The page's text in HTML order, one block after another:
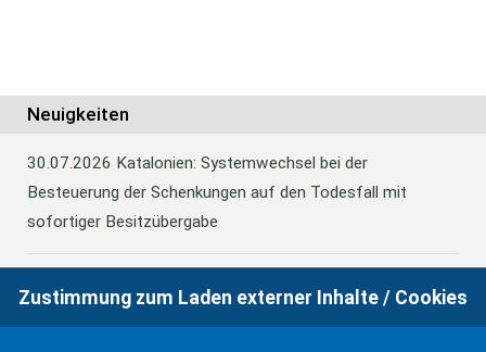
Neuigkeiten
30.07.2026 Katalonien: Systemwechsel bei der
Besteuerung der Schenkungen auf den Todesfall mit
sofortiger Besitzübergabe
30.07.2026Katalonien: Systemwechsel bei der
Besteuerung der Schenkungen auf den Todesfall mit
Zustimmung zum Laden externer Inhalte / Cookies